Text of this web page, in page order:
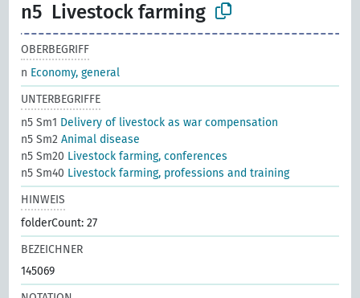
n5 Livestock farming
OBERBEGRIFF
n Economy, general
UNTERBEGRIFFE
n5 Sm1 Delivery of livestock as war compensation
n5 Sm2Animal disease
n5 Sm20 Livestock farming, conferences
n5 Sm40 Livestock farming, professions and training
HINWEIS
folderCount: 27
BEZEICHNER
145069